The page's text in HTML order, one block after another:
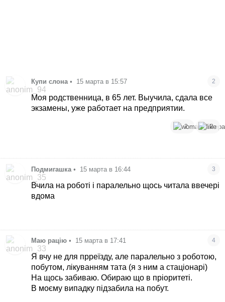
Купи слона • 15 марта в 15:57 2
Моя родственница, в 65 лет. Выучила, сдала все
экзамены, уже работает на предприятии.
2 3
Подмигашка • 15 марта в 16:44 3
Вчила на роботі і паралельно щось читала ввечері
вдома
Маю рацію • 15 марта в 17:41 4
Я вчу не для прреїзду, але паралельно з роботою,
побутом, лікуванням тата (я з ним а стаціонарі)
На щось забиваю. Обираю що в пріоритеті.
В моєму випадку підзабила на побут.